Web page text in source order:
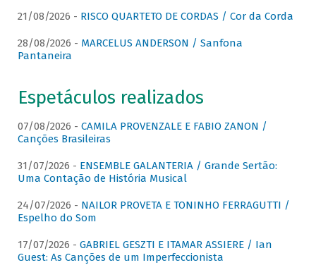
21/08/2026 - RISCO QUARTETO DE CORDAS / Cor da Corda
28/08/2026 - MARCELUS ANDERSON / Sanfona
Pantaneira
Espetáculos realizados
07/08/2026 - CAMILA PROVENZALE E FABIO ZANON /
Canções Brasileiras
31/07/2026 - ENSEMBLE GALANTERIA / Grande Sertão:
Uma Contação de História Musical
24/07/2026 - NAILOR PROVETA E TONINHO FERRAGUTTI /
Espelho do Som
17/07/2026 - GABRIEL GESZTI E ITAMAR ASSIERE / Ian
Guest: As Canções de um Imperfeccionista